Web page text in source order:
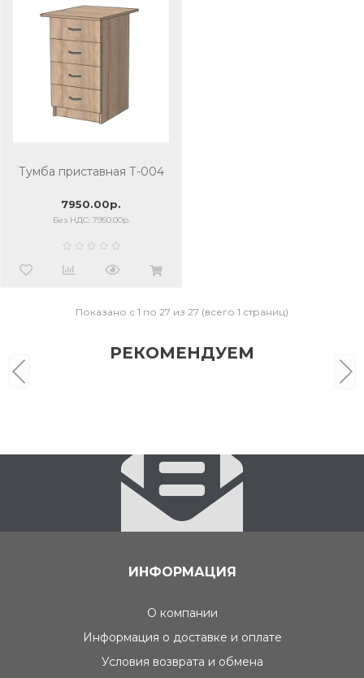
Тумба приставная Т-004
7950.00р.
Без НДС: 7950.00р.
Показано с 1 по 27 из 27 (всего 1 страниц)
РЕКОМЕНДУЕМ
ИНФОРМАЦИЯ
О компании
Информация о доставке и оплате
Условия возврата и обмена